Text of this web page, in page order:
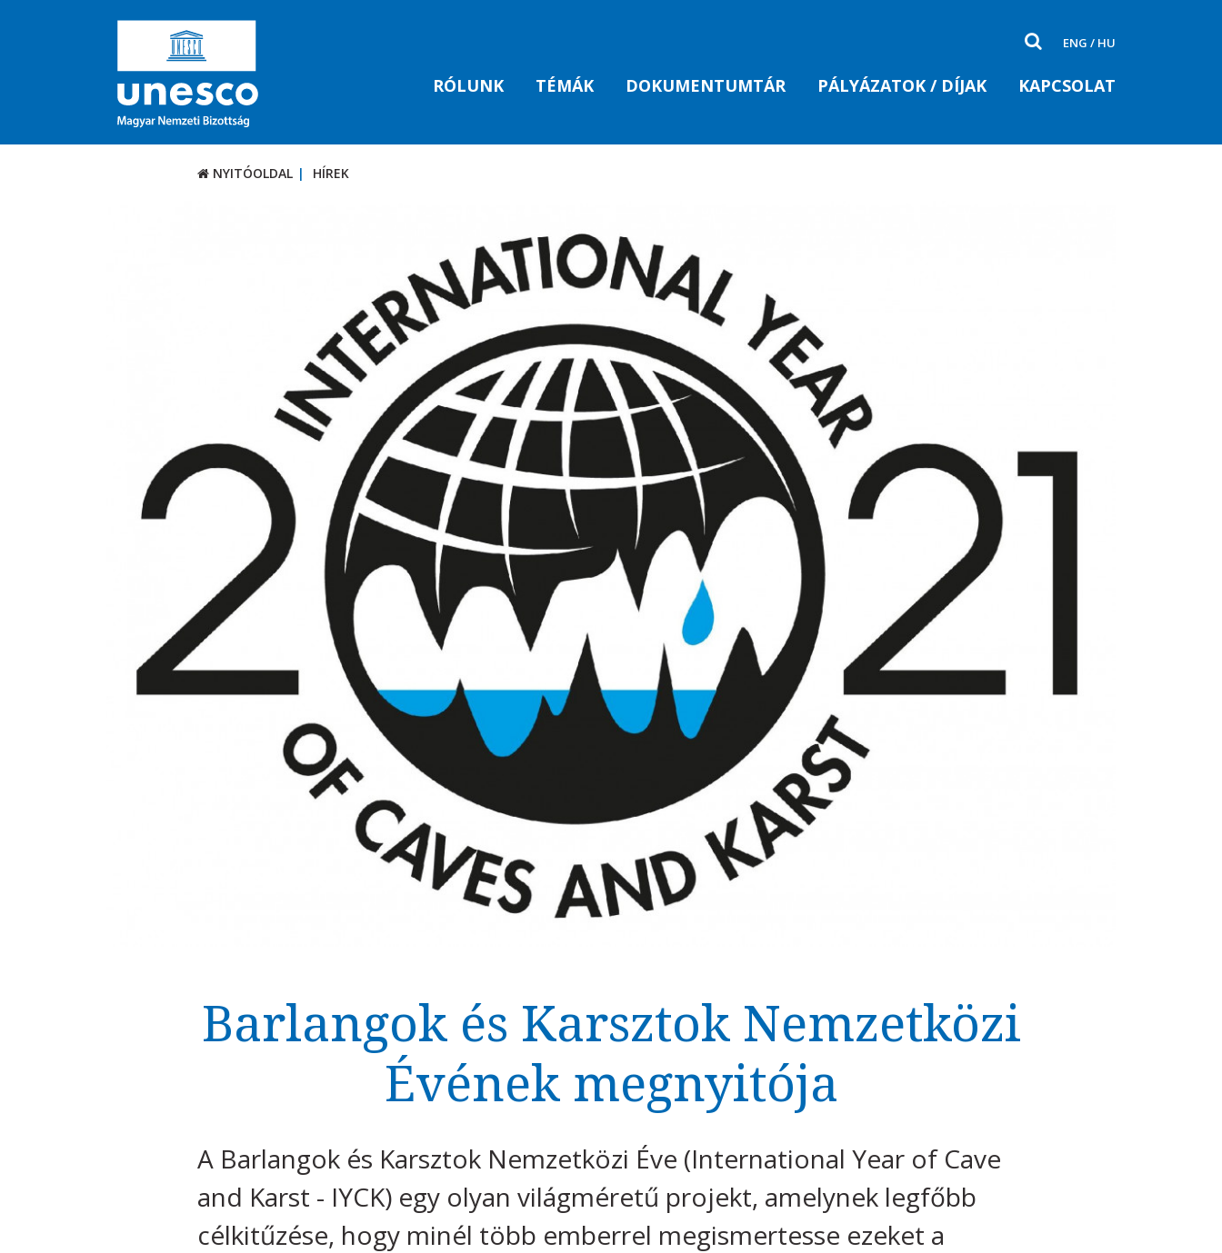
ENG / HU
RÓLUNK TÉMÁK DOKUMENTUMTÁR PÁLYÁZATOK / DÍJAK KAPCSOLAT
NYITÓOLDAL HÍREK
Barlangok és Karsztok Nemzetközi
Évének megnyitója
A Barlangok és Karsztok Nemzetközi Éve (International Year of Cave
and Karst - IYCK) egy olyan világméretű projekt, amelynek legfőbb
célkitűzése, hogy minél több emberrel megismertesse ezeket a